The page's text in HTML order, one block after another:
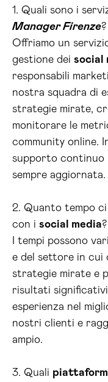
1. Quali sono i
Manager Firenze?
Offriamo un
gestione dei social
responsabili
nostra squadra di
strategie mirate,
monitorare le
community online.
supporto continuo
sempre aggiornata.
2. Quanto tempo
con i social media?
I tempi possono
e del settore in cui
strategie mirate e
risultati
esperienza nel
nostri clienti e
ampio.
3. Quali